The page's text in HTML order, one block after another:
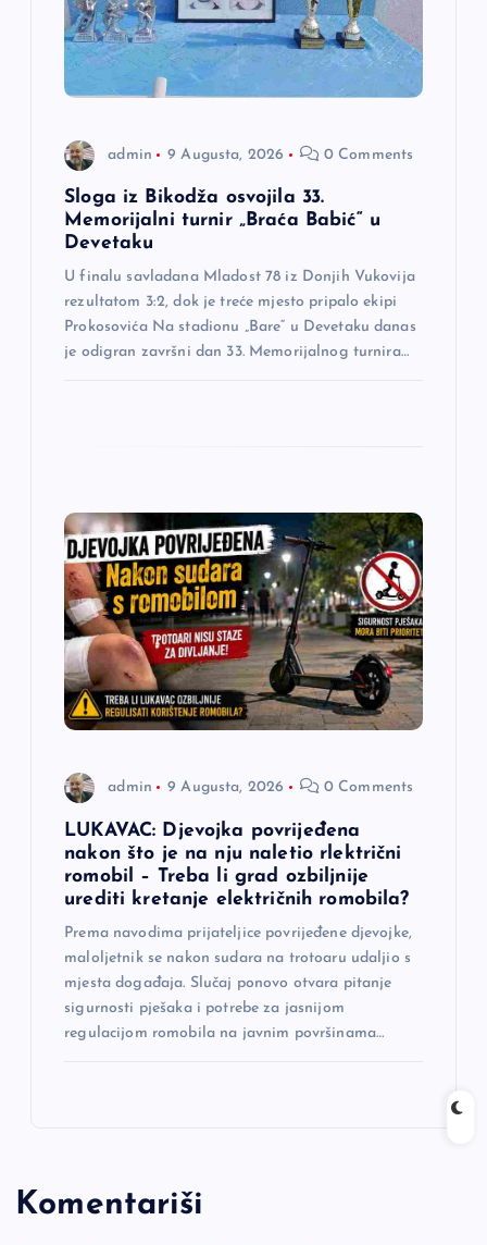
admin 9 Augusta, 2026 0 Comments
Sloga iz Bikodža osvojila 33.
Memorijalni turnir „Braća Babić“ u
Devetaku
U finalu savladana Mladost 78 iz Donjih Vukovija
rezultatom 3:2, dok je treće mjesto pripalo ekipi
Prokosovića Na stadionu „Bare“ u Devetaku danas
je odigran završni dan 33. Memorijalnog turnira…
admin 9 Augusta, 2026 0 Comments
LUKAVAC: Djevojka povrijeđena
nakon što je na nju naletio rlektrični
romobil – Treba li grad ozbiljnije
urediti kretanje električnih romobila?
Prema navodima prijateljice povrijeđene djevojke,
maloljetnik se nakon sudara na trotoaru udaljio s
mjesta događaja. Slučaj ponovo otvara pitanje
sigurnosti pješaka i potrebe za jasnijom
regulacijom romobila na javnim površinama…
Komentariši